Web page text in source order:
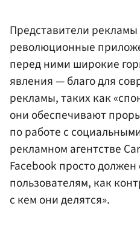
Представители
революционные
перед ними широкие
явления — благо для
рекламы, таких как
они обеспечивают
по работе с
рекламном агентстве
Facebook просто
пользователям, как
с кем они делятся».